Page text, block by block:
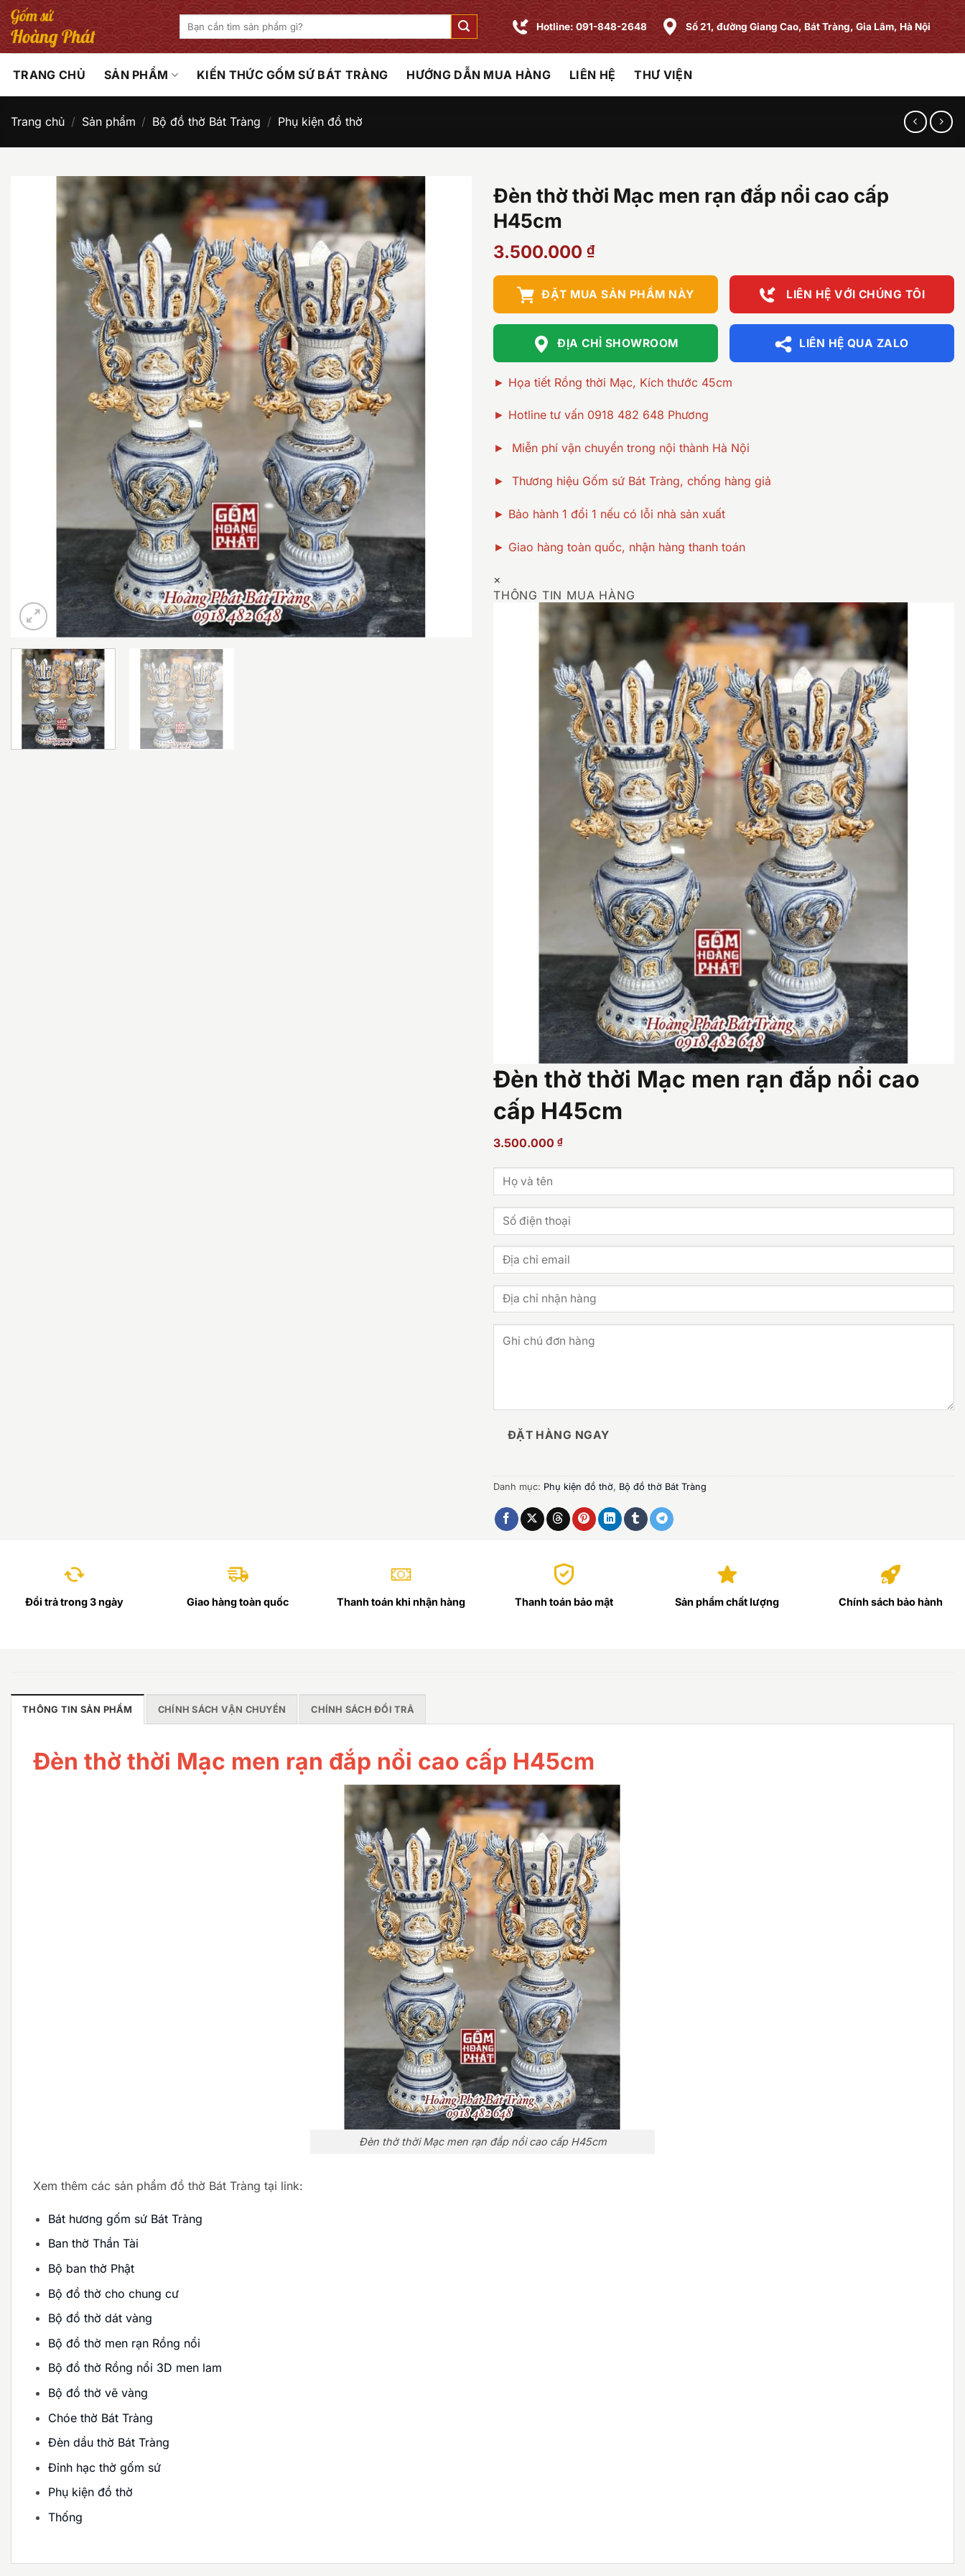
Bỏ
qua
nội
Tìm
kiếm:
Hotline: 091-848-2648 Số 21, đường Giang Cao, Bát Tràng, Gia Lâm, Hà Nội
TRANG CHỦ SẢN PHẨM KIẾN THỨC GỐM SỨ BÁT TRÀNG HƯỚNG DẪN MUA HÀNG LIÊN HỆ THƯ VIỆN
Trang chủ / Sản phẩm / Bộ đồ thờ Bát Tràng / Phụ kiện đồ thờ
Đèn thờ thời Mạc men rạn đắp nổi cao cấp
H45cm
3.500.000 ₫
ĐẶT MUA SẢN PHẨM NÀY LIÊN HỆ VỚI CHÚNG TÔI
ĐỊA CHỈ SHOWROOM LIÊN HỆ QUA ZALO
► Họa tiết Rồng thời Mạc, Kích thước 45cm
► Hotline tư vấn 0918 482 648 Phương
► Miễn phí vận chuyển trong nội thành Hà Nội
► Thương hiệu Gốm sứ Bát Tràng, chống hàng giả
► Bảo hành 1 đổi 1 nếu có lỗi nhà sản xuất
► Giao hàng toàn quốc, nhận hàng thanh toán
×
THÔNG TIN MUA HÀNG
Đèn thờ thời Mạc men rạn đắp nổi cao
cấp H45cm
3.500.000 ₫
ĐẶT HÀNG NGAY
Danh mục: Phụ kiện đồ thờ, Bộ đồ thờ Bát Tràng
Đổi trả trong 3 ngày Giao hàng toàn quốc Thanh toán khi nhận hàng Thanh toán bảo mật Sản phẩm chất lượng Chính sách bảo hành
THÔNG TIN SẢN PHẨM CHÍNH SÁCH VẬN CHUYỂN CHÍNH SÁCH ĐỔI TRẢ
Đèn thờ thời Mạc men rạn đắp nổi cao cấp H45cm
Đèn thờ thời Mạc men rạn đắp nổi cao cấp H45cm
Xem thêm các sản phẩm đồ thờ Bát Tràng tại link:
Bát hương gốm sứ Bát Tràng
Ban thờ Thần Tài
Bộ ban thờ Phật
Bộ đồ thờ cho chung cư
Bộ đồ thờ dát vàng
Bộ đồ thờ men rạn Rồng nổi
Bộ đồ thờ Rồng nổi 3D men lam
Bộ đồ thờ vẽ vàng
Chóe thờ Bát Tràng
Đèn dầu thờ Bát Tràng
Đỉnh hạc thờ gốm sứ
Phụ kiện đồ thờ
Thống